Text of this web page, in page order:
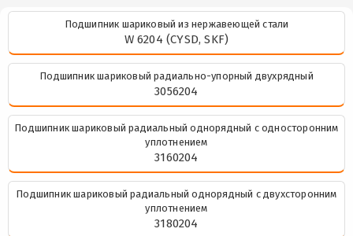
Подшипник шариковый из нержавеющей стали
W 6204 (CYSD, SKF)
Подшипник шариковый радиально-упорный двухрядный
3056204
Подшипник шариковый радиальный однорядный с односторонним
уплотнением
3160204
Подшипник шариковый радиальный однорядный с двухсторонним
уплотнением
3180204